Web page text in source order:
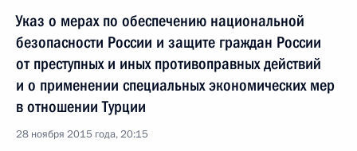
Указ о мерах по обеспечению национальной
безопасности России и защите граждан России
от преступных и иных противоправных действий
и о применении специальных экономических мер
в отношении Турции
28 ноября 2015 года, 20:15